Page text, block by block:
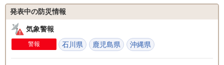
発表中の防災情報
気象警報
警報 石川県 鹿児島県 沖縄県